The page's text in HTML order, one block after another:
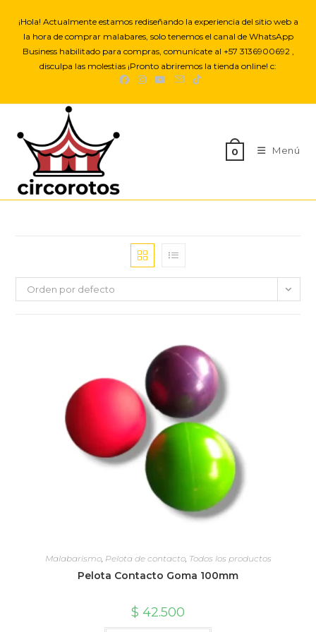
contenido
¡Hola! Actualmente estamos rediseñando la experiencia del sitio web a
la hora de comprar malabares, solo tenemos el canal de WhatsApp
Business habilitado para compras, comunícate al +57 3136900692 ,
disculpa las molestias ¡Pronto abriremos la tienda online! c:
0 Menú
Orden por defecto
Malabarismo, Pelota de contacto, Todos los productos
Pelota Contacto Goma 100mm
$ 42.500